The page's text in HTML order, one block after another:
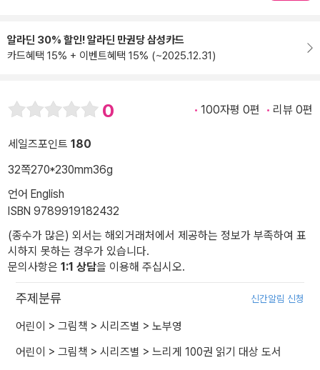
알라딘 30% 할인! 알라딘 만권당 삼성카드
카드혜택 15% + 이벤트혜택 15% (~2025.12.31)
0 100자평 0편 리뷰 0편
세일즈포인트 180
32쪽270*230mm36g
언어 English
ISBN 9789919182432
(종수가 많은) 외서는 해외거래처에서 제공하는 정보가 부족하여 표
시하지 못하는 경우가 있습니다.
문의사항은 1:1 상담을 이용해 주십시오.
주제분류 신간알림 신청
어린이 > 그림책 > 시리즈별 > 노부영
어린이 > 그림책 > 시리즈별 > 느리게 100권 읽기 대상 도서